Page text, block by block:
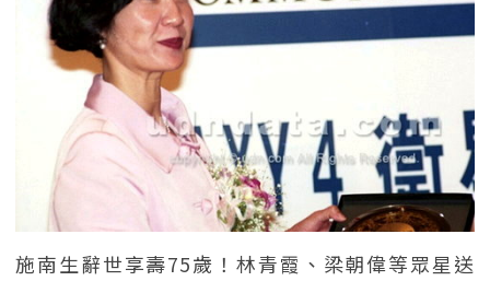
施南生辭世享壽75歲！林青霞、梁朝偉等眾星送